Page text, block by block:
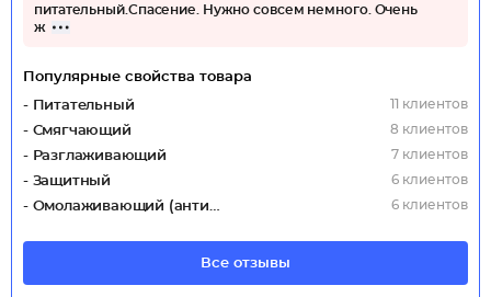
питательный.Спасение. Нужно совсем немного. Очень
ж
Популярные свойства товара
- Питательный
11 клиентов
- Смягчающий 8 клиентов
- Разглаживающий 7 клиентов
- Защитный 6 клиентов
- Омолаживающий (антивозрастной) 6 клиентов
Все отзывы